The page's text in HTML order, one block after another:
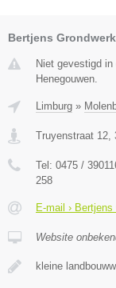
Bertjens
Niet gevestigd
Henegouwen.
Limburg »
Truyenstraat 12
Tel: 0475 /
258
E-mail ›
Website
kleine